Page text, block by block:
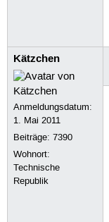
Kätzchen
Anmeldungsdatum:
1. Mai 2011
Beiträge:7390
Wohnort:
Technische
Republik